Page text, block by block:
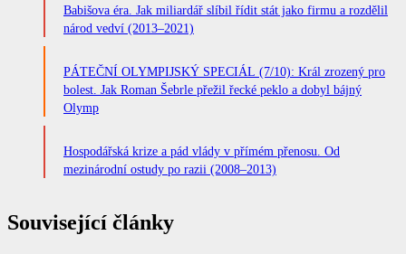
Babišova éra. Jak miliardář slíbil řídit stát jako firmu a rozdělil
národ vedví (2013–2021)
PÁTEČNÍ OLYMPIJSKÝ SPECIÁL (7/10): Král zrozený pro
bolest. Jak Roman Šebrle přežil řecké peklo a dobyl bájný
Olymp
Hospodářská krize a pád vlády v přímém přenosu. Od
mezinárodní ostudy po razii (2008–2013)
Související články